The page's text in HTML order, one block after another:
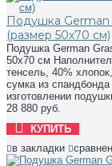
Подушка German
(размер 50х70 см)
Подушка German
50х70 см
тенсель, 40%
сумка из
изготовлении
28 880 руб.
КУПИТЬ
в закладки